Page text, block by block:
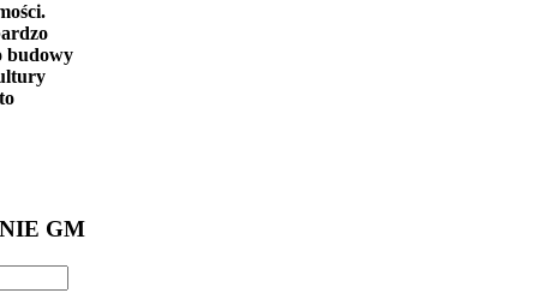
budowy
GM